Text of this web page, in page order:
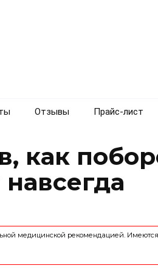
Отзывы Прайс-лист
как
медицинской рекомендацией. Имеются